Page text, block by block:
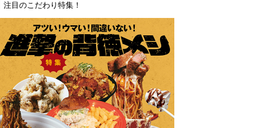
注目のこだわり特集！